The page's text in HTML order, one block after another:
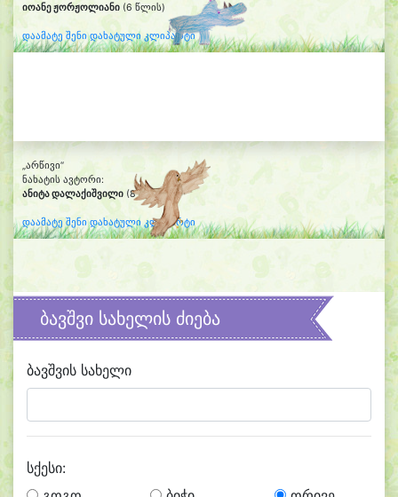
იოანე ჟორჟოლიანი (6 წლის)
დაამატე შენი დახატული კლიპარტი
„არწივი“
ნახატის ავტორი:
ანიტა დალაქიშვილი (8 წლის)
დაამატე შენი დახატული კლიპარტი
ბავშვი სახელის ძიება
ბავშვის სახელი
სქესი: